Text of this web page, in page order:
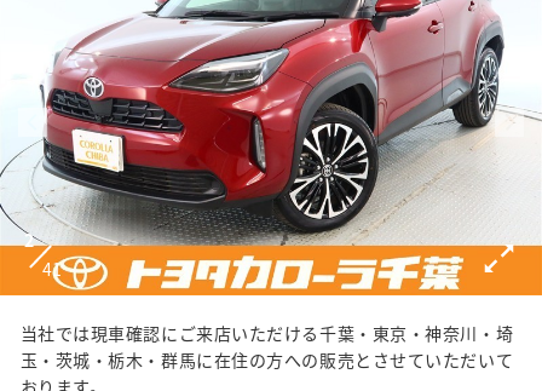
2
41
当社では現車確認にご来店いただける千葉・東京・神奈川・埼
玉・茨城・栃木・群馬に在住の方への販売とさせていただいて
おります。